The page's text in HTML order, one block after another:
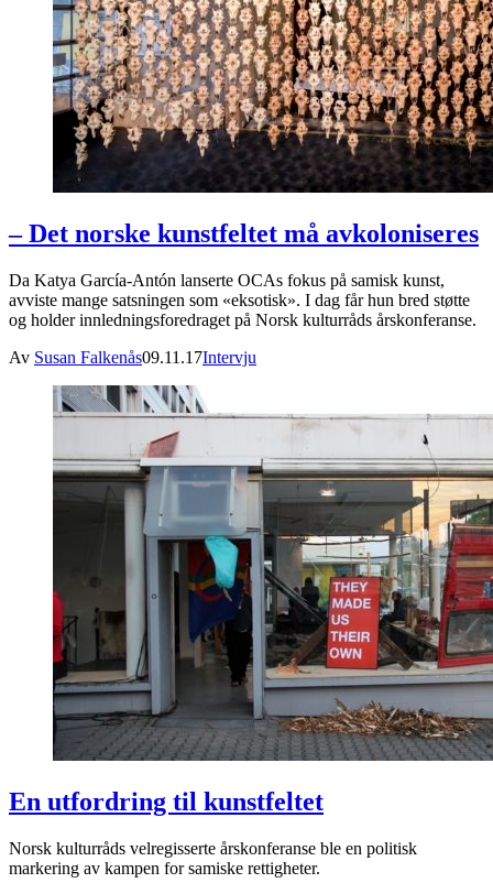
– Det norske kunstfeltet må avkoloniseres
Da Katya García-Antón lanserte OCAs fokus på samisk kunst,
avviste mange satsningen som «eksotisk». I dag får hun bred støtte
og holder innledningsforedraget på Norsk kulturråds årskonferanse.
Av Susan Falkenås09.11.17Intervju
En utfordring til kunstfeltet
Norsk kulturråds velregisserte årskonferanse ble en politisk
markering av kampen for samiske rettigheter.